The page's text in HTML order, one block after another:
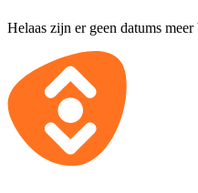
Helaas zijn er geen datums meer